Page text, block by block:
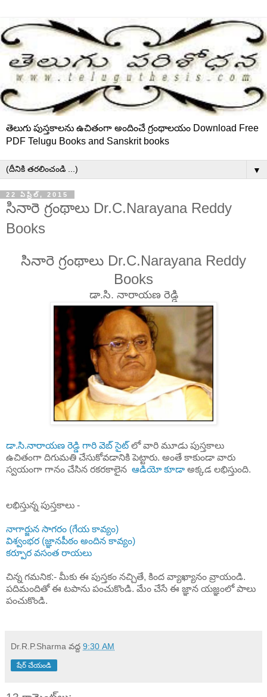
తెలుగు పుస్తకాలను ఉచితంగా అందించే గ్రంథాలయం Download Free
PDF Telugu Books and Sanskrit books
▼
22 ఏప్రిల్, 2015
సినారె గ్రంథాలు Dr.C.Narayana Reddy
Books
సినారె గ్రంథాలు Dr.C.Narayana Reddy
Books
డా.సి. నారాయణ రెడ్డి
డా.సి.నారాయణ రెడ్డి గారి వెబ్ సైట్లో వారి మూడు పుస్తకాలు
ఉచితంగా దిగుమతి చేసుకోవడానికి పెట్టారు. అంతే కాకుండా వారు
స్వయంగా గానం చేసిన రకరకాలైన ఆడియో కూడా అక్కడ లభిస్తుంది.
లభిస్తున్న పుస్తకాలు -
నాగార్జున సాగరం (గేయ కావ్యం)
విశ్వంభర (జ్ఞానపీఠం అందిన కావ్యం)
కర్పూర వసంత రాయలు
చిన్న గమనిక:- మీకు ఈ పుస్తకం నచ్చితే, కింద వ్యాఖ్యానం వ్రాయండి.
పదిమందితో ఈ టపాను పంచుకొండి. మేం చేసే ఈ జ్ఞాన యజ్ఞంలో పాలు
పంచుకొండి.
Dr.R.P.Sharma వద్ద 9:30 AM
షేర్ చేయండి